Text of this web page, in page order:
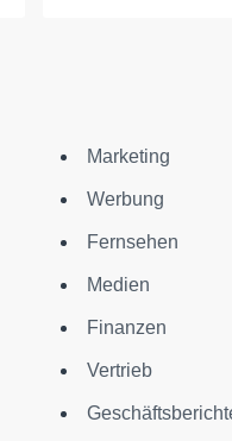
Marketing
Werbung
Fernsehen
Medien
Finanzen
Vertrieb